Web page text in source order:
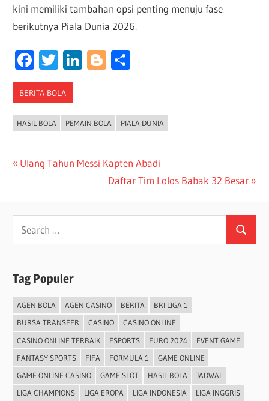
kini memiliki tambahan opsi penting menuju fase
berikutnya Piala Dunia 2026.
Facebook
Twitter
LinkedIn
Blogger
BERITA BOLA
HASIL BOLA PEMAIN BOLA PIALA DUNIA
Post
Previous
Ulang Tahun Messi Kapten Abadi
Next
Daftar Tim Lolos Babak 32 Besar
Search
for:
Search
Tag Populer
AGEN BOLA AGEN CASINO BERITA
BRI LIGA 1
BURSA TRANSFER
CASINO
CASINO ONLINE
CASINO ONLINE TERBAIK
ESPORTS EURO 2024
EVENT GAME
FANTASY SPORTS
FIFA FORMULA 1
GAME ONLINE
GAME ONLINE CASINO
GAME SLOT HASIL BOLA
JADWAL
LIGA CHAMPIONS
LIGA EROPA LIGA INDONESIA LIGA INGGRIS